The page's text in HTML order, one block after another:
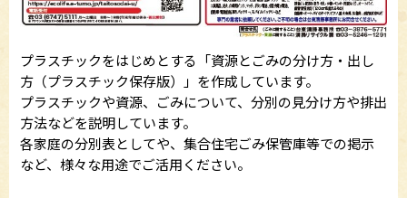
プラスチックをはじめとする「資源とごみの分け方・出し
方（プラスチック保存版）」を作成しています。
プラスチックや資源、ごみについて、分別の見分け方や排出
方法などを説明しています。
各家庭の分別表としてや、集合住宅ごみ保管庫等での掲示
など、様々な用途でご活用ください。